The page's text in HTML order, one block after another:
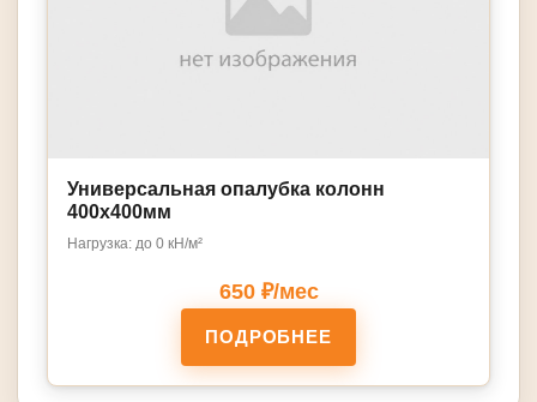
Универсальная опалубка колонн
400x400мм
Нагрузка: до 0 кН/м²
650 ₽/мес
ПОДРОБНЕЕ